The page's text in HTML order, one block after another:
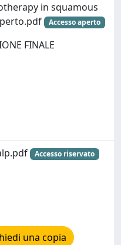
in squamous
Accesso aperto
FINALE
Accesso riservato
una copia